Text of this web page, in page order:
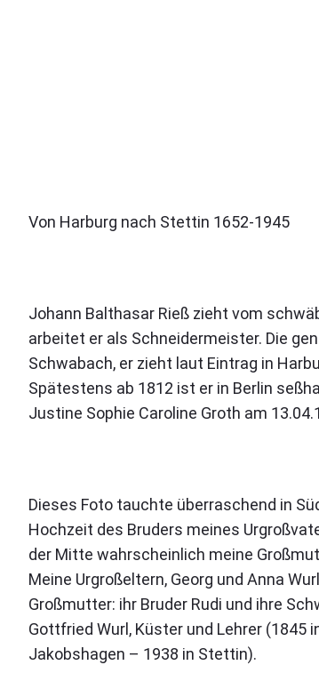
Von Harburg nach Stettin 1652-1945
Johann Balthasar Rieß zieht vom
arbeitet er als Schneidermeister. Die
Schwabach, er zieht laut Eintrag in
Spätestens ab 1812 ist er in Berlin
Justine Sophie Caroline Groth am
Dieses Foto tauchte überraschend in
Hochzeit des Bruders meines
der Mitte wahrscheinlich meine
Meine Urgroßeltern, Georg und Anna
Großmutter: ihr Bruder Rudi und ihre
Gottfried Wurl, Küster und Lehrer (1845
Jakobshagen – 1938 in Stettin).